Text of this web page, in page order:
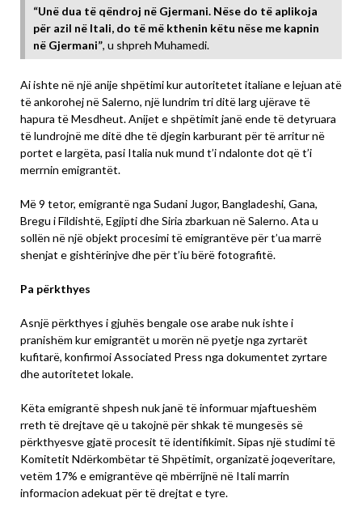
“Unë dua të qëndroj në Gjermani. Nëse do të aplikoja
për azil në Itali, do të më kthenin këtu nëse me kapnin
në Gjermani”, u shpreh Muhamedi.
Ai ishte në një anije shpëtimi kur autoritetet italiane e lejuan atë
të ankorohej në Salerno, një lundrim tri ditë larg ujërave të
hapura të Mesdheut. Anijet e shpëtimit janë ende të detyruara
të lundrojnë me ditë dhe të djegin karburant për të arritur në
portet e largëta, pasi Italia nuk mund t’i ndalonte dot që t’i
merrnin emigrantët.
Më 9 tetor, emigrantë nga Sudani Jugor, Bangladeshi, Gana,
Bregu i Fildishtë, Egjipti dhe Siria zbarkuan në Salerno. Ata u
sollën në një objekt procesimi të emigrantëve për t’ua marrë
shenjat e gishtërinjve dhe për t’iu bërë fotografitë.
Pa përkthyes
Asnjë përkthyes i gjuhës bengale ose arabe nuk ishte i
pranishëm kur emigrantët u morën në pyetje nga zyrtarët
kufitarë, konfirmoi Associated Press nga dokumentet zyrtare
dhe autoritetet lokale.
Këta emigrantë shpesh nuk janë të informuar mjaftueshëm
rreth të drejtave që u takojnë për shkak të mungesës së
përkthyesve gjatë procesit të identifikimit. Sipas një studimi të
Komitetit Ndërkombëtar të Shpëtimit, organizatë joqeveritare,
vetëm 17% e emigrantëve që mbërrijnë në Itali marrin
informacion adekuat për të drejtat e tyre.